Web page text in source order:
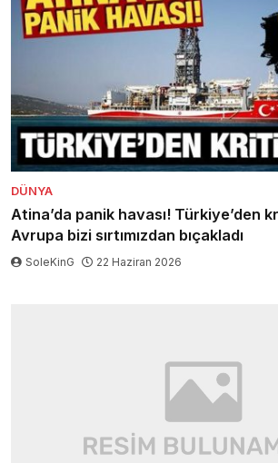
DÜNYA
Atina’da panik havası! Türkiye’den
Avrupa bizi sırtımızdan bıçakladı
SoleKinG 22 Haziran 2026